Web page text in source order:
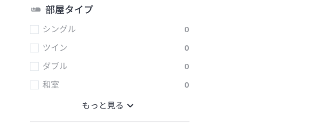
部屋タイプ
シングル
0
ツイン
0
ダブル
0
和室
0